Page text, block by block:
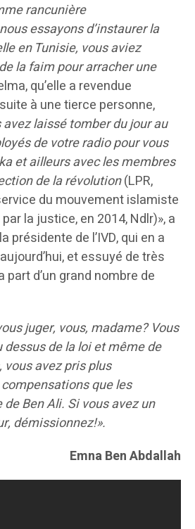
rancunière
essayons d’instaurer la
en Tunisie, vous aviez
la faim pour arracher une
qu’elle a revendue
à une tierce personne,
avez laissé tomber du jour au
de votre radio pour vous
et ailleurs avec les membres
de la révolution(LPR,
du mouvement islamiste
la justice, en 2014, Ndlr)», a
présidente de l’IVD, qui en a
et essuyé de très
d’un grand nombre de
juger, vous, madame? Vous
dessus de la loi et même de
vous avez pris plus
que les
Ben Ali. Si vous avez un
démissionnez!».
Emna Ben Abdallah